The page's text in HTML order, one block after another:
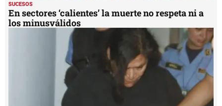
SUCESOS
En sectores ‘calientes’ la muerte no respeta ni a
los minusválidos